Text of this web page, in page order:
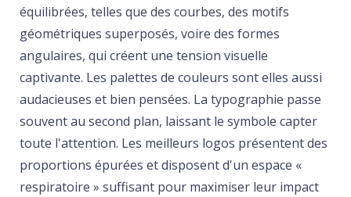
équilibrées, telles que des courbes, des motifs
géométriques superposés, voire des formes
angulaires, qui créent une tension visuelle
captivante. Les palettes de couleurs sont elles aussi
audacieuses et bien pensées. La typographie passe
souvent au second plan, laissant le symbole capter
toute l'attention. Les meilleurs logos présentent des
proportions épurées et disposent d'un espace «
respiratoire » suffisant pour maximiser leur impact